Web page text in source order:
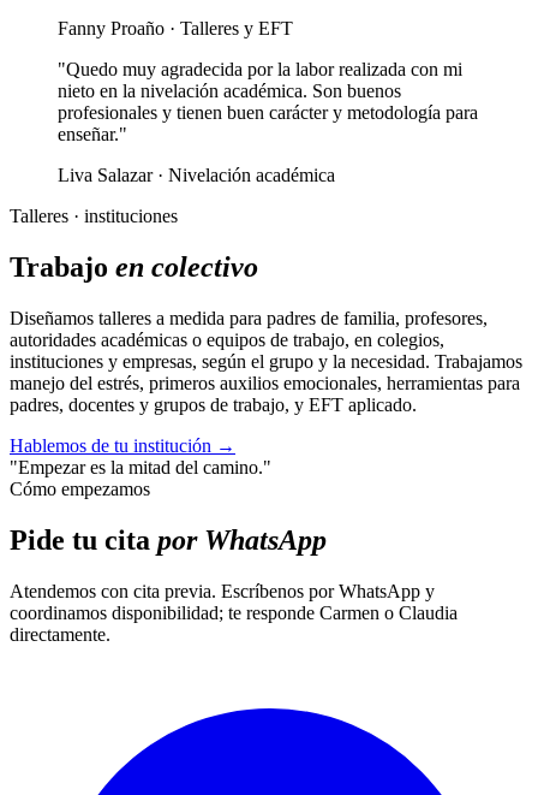
Fanny Proaño · Talleres y EFT
"Quedo muy agradecida por la labor realizada con mi
nieto en la nivelación académica. Son buenos
profesionales y tienen buen carácter y metodología para
enseñar."
Liva Salazar · Nivelación académica
Talleres · instituciones
Trabajo en colectivo
Diseñamos talleres a medida para padres de familia, profesores,
autoridades académicas o equipos de trabajo, en colegios,
instituciones y empresas, según el grupo y la necesidad. Trabajamos
manejo del estrés, primeros auxilios emocionales, herramientas para
padres, docentes y grupos de trabajo, y EFT aplicado.
Hablemos de tu institución →
"Empezar es la mitad del camino."
Cómo empezamos
Pide tu cita por WhatsApp
Atendemos con cita previa. Escríbenos por WhatsApp y
coordinamos disponibilidad; te responde Carmen o Claudia
directamente.